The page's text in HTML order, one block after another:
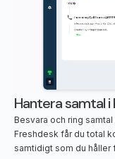
Hantera samtal i
Besvara och ring
Freshdesk får du total
samtidigt som du håller